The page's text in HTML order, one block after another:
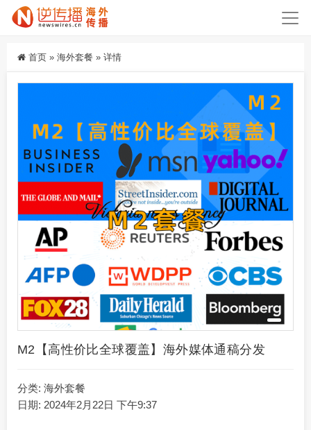
首页 » 海外套餐 » 详情
M2【高性价比全球覆盖】海外媒体通稿分发
分类: 海外套餐
日期: 2024年2月22日 下午9:37